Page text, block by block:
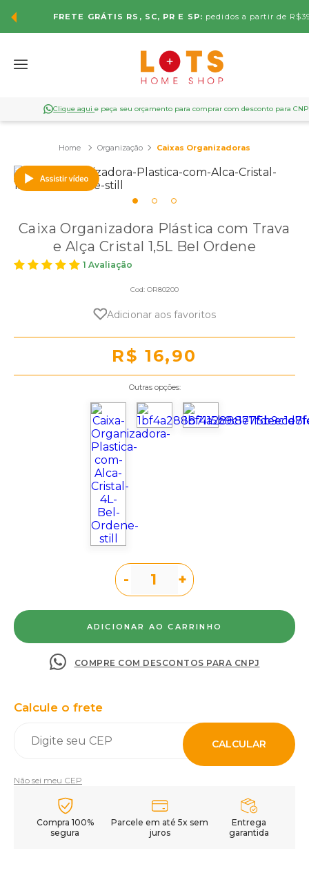
FRETE GRÁTIS RS, SC, PR E SP: pedidos a partir de
Clique aquie peça seu orçamento para comprar com desconto para
Organização Caixas Organizadoras
Caixa Organizadora Plástica com Trava
e Alça Cristal 1,5L Bel Ordene
1 Avaliação
Cod:OR80200
Adicionar aos favoritos
R$ 16,90
Outras opções:
- +
COMPRE COM DESCONTOS PARA CNPJ
Calcule o frete
CALCULAR
Não sei meu CEP
Compra 100%
segura
Parcele em até 5x sem
juros
Entrega
garantida